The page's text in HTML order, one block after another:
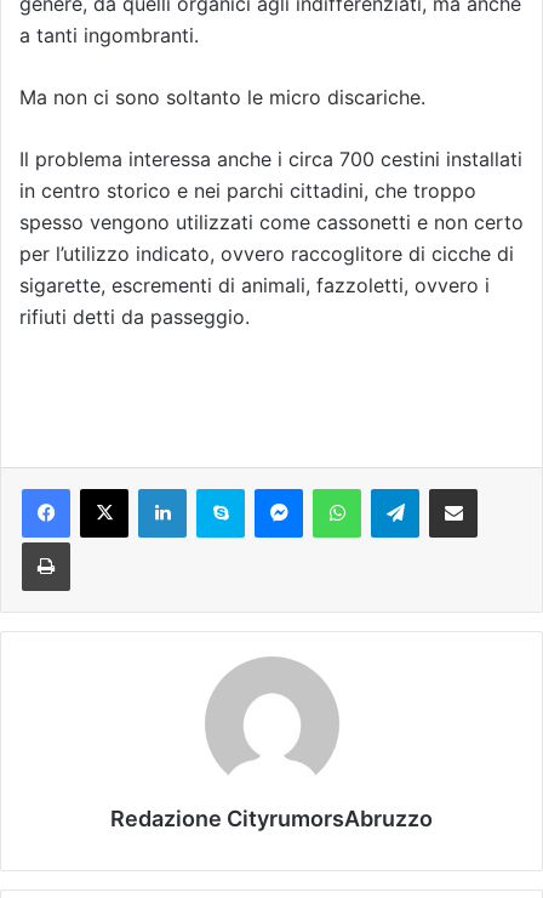
a tanti ingombranti.
Ma non ci sono soltanto le micro discariche.
Il problema interessa anche i circa 700 cestini installati
in centro storico e nei parchi cittadini, che troppo
spesso vengono utilizzati come cassonetti e non certo
per l’utilizzo indicato, ovvero raccoglitore di cicche di
sigarette, escrementi di animali, fazzoletti, ovvero i
rifiuti detti da passeggio.
Telegram
Redazione CityrumorsAbruzzo